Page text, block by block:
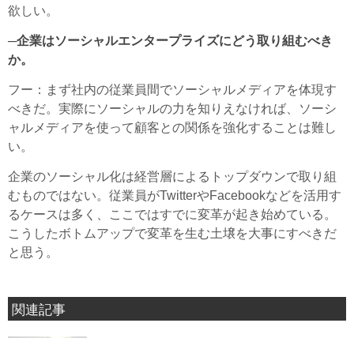
欲しい。
─企業はソーシャルエンタープライズにどう取り組むべき
か。
フー ：まず社内の従業員間でソーシャルメディアを体現す
べきだ。実際にソーシャルの力を知りえなければ、ソーシ
ャルメディアを使って顧客との関係を強化することは難し
い。
企業のソーシャル化は経営層によるトップダウンで取り組
むものではない。従業員がTwitterやFacebookなどを活用す
るケースは多く、ここではすでに変革が起き始めている。
こうしたボトムアップで変革を生む土壌を大事にすべきだ
と思う。
関連記事